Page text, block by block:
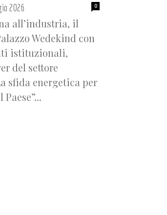
2026 0
all’industria, il
Wedekind con
istituzionali,
del settore
sfida energetica per